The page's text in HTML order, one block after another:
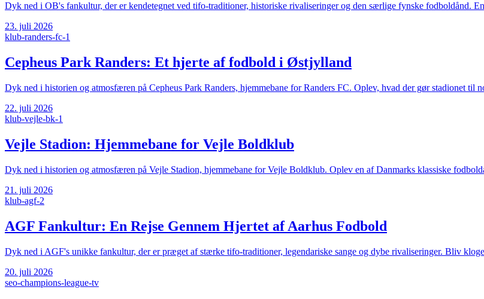
Dyk ned i OB's fankultur, der er kendetegnet ved tifo-traditioner, historiske rivaliseringer og den særlige fynske fodboldånd.
23. juli 2026
klub-randers-fc-1
Cepheus Park Randers: Et hjerte af fodbold i Østjylland
Dyk ned i historien og atmosfæren på Cepheus Park Randers, hjemmebane for Randers FC. Oplev, hvad der gør stadionet til
22. juli 2026
klub-vejle-bk-1
Vejle Stadion: Hjemmebane for Vejle Boldklub
Dyk ned i historien og atmosfæren på Vejle Stadion, hjemmebane for Vejle Boldklub. Oplev en af Danmarks klassiske
21. juli 2026
klub-agf-2
AGF Fankultur: En Rejse Gennem Hjertet af Aarhus Fodbold
Dyk ned i AGF's unikke fankultur, der er præget af stærke tifo-traditioner, legendariske sange og dybe rivaliseringer. Bliv
20. juli 2026
seo-champions-league-tv